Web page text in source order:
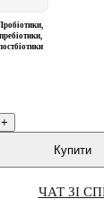
пребіотики,
Купити
ЧАТ ЗІ